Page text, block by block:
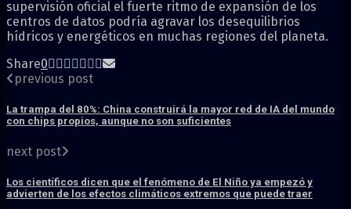
supervisión oficial el fuerte ritmo de expansión de los
centros de datos podría agravar los desequilibrios
hídricos y energéticos en muchas regiones del planeta.
Share0
previous post
La trampa del 80%: China construirá la mayor red de IA del mundo
con chips propios, aunque no son suficientes
next post
Los científicos dicen que el fenómeno de El Niño ya empezó y
advierten de los efectos climáticos extremos que puede traer